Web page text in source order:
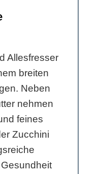
Allesfresser
breiten
Neben
nehmen
feines
Zucchini